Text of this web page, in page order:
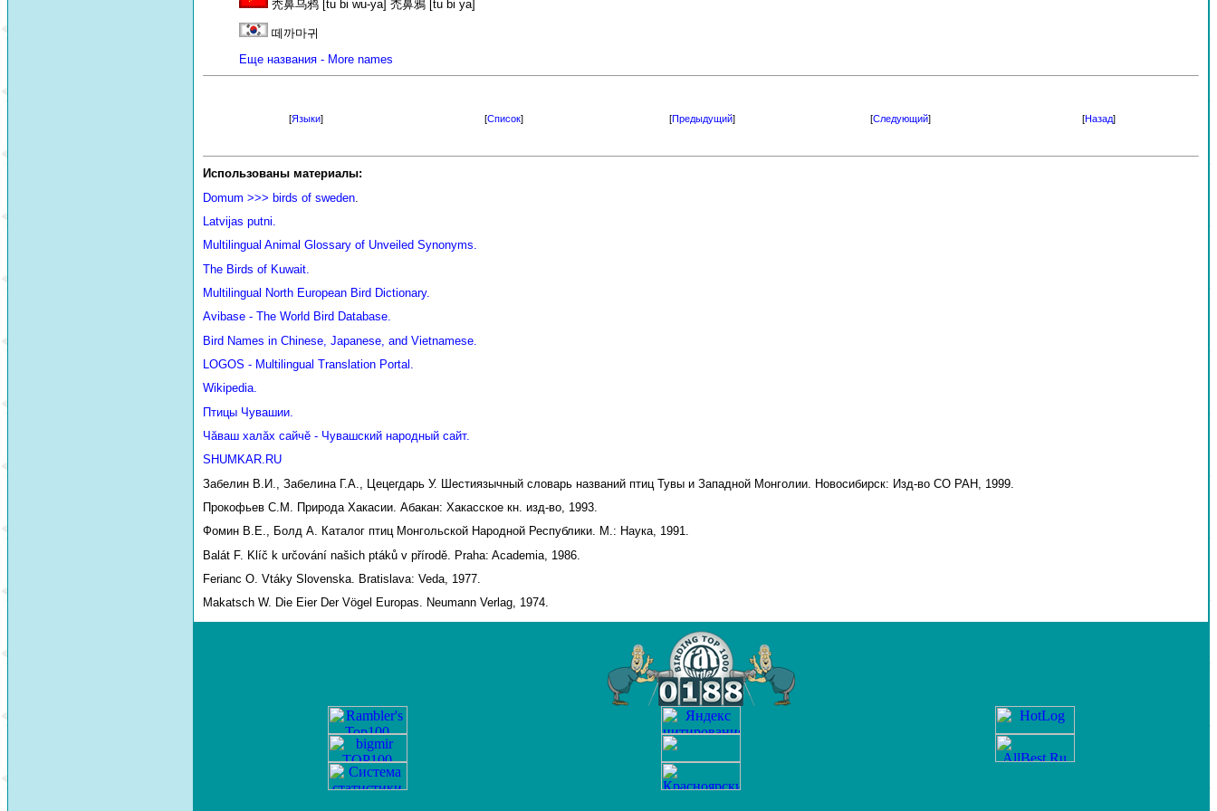
秃鼻乌鸦 [tu bi wu-ya] 禿鼻鴉 [tu bi ya]
떼까마귀
Еще названия - More names
[Языки] [Список] [Предыдущий] [Следующий] [Назад]
Использованы материалы:
Domum >>> birds of sweden
Latvijas putni.
Multilingual Animal Glossary of Unveiled Synonyms.
The Birds of Kuwait.
Multilingual North European Bird Dictionary.
Avibase - The World Bird Database.
Bird Names in Chinese, Japanese, and Vietnamese.
LOGOS - Multilingual Translation Portal.
Wikipedia.
Птицы Чувашии.
Чăваш халăх сайчĕ - Чувашский народный сайт.
SHUMKAR.RU
Забелин В.И., Забелина Г.А., Цецегдарь У. Шестиязычный словарь названий птиц Тувы и Западной Монголии. Новосибирск: Изд-во СО РАН, 1999.
Прокофьев С.М. Природа Хакасии. Абакан: Хакасское кн. изд-во, 1993.
Фомин В.Е., Болд А. Каталог птиц Монгольской Народной Республики. М.: Наука, 1991.
Balát F. Klíč k určování našich ptáků v přírodě. Praha: Academia, 1986.
Ferianc O. Vtáky Slovenska. Bratislava: Veda, 1977.
Makatsch W. Die Eier Der Vögel Europas. Neumann Verlag, 1974.